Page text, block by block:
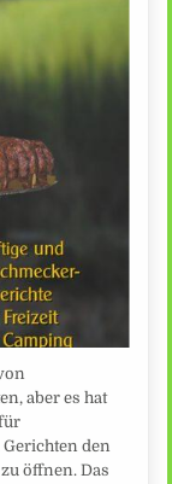
aber es hat
den
öffnen. Das